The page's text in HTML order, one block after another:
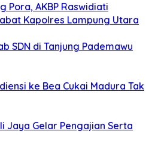
Pora, AKBP Raswidiati
Kapolres Lampung Utara
SDN di Tanjung Pademawu
ke Bea Cukai Madura Tak
Jaya Gelar Pengajian Serta